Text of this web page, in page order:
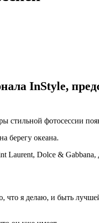
InStyle,
фотосессии
берегу океана.
Dolce &
что я делаю, и быть